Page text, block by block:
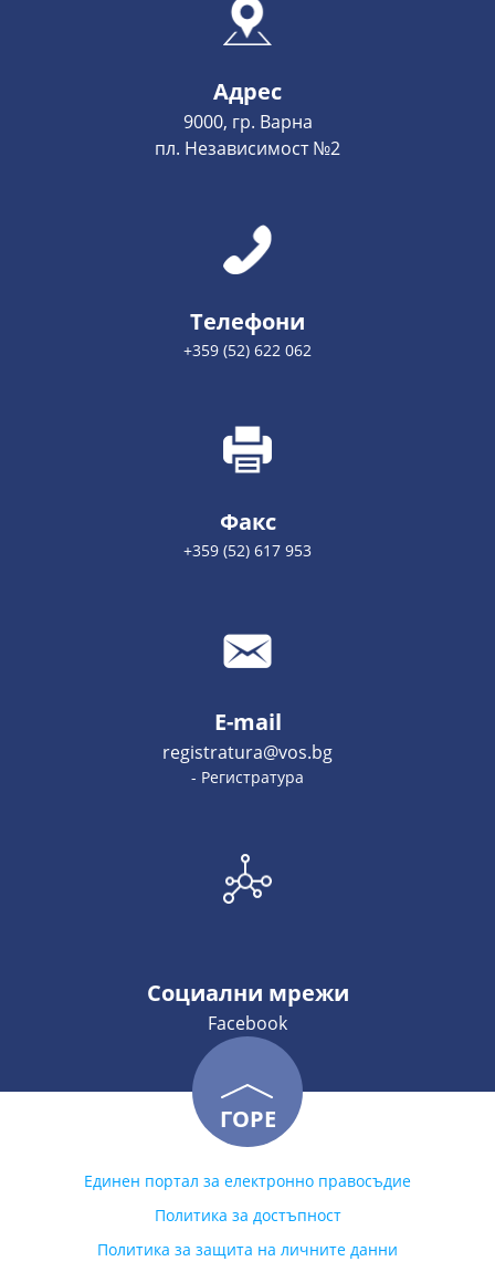
Адрес
9000, гр. Варна
пл. Независимост №2
Телефони
+359 (52) 622 062
Факс
+359 (52) 617 953
E-mail
registratura@vos.bg
- Регистратура
Социални мрежи
Facebook
ГОРЕ
Единен портал за електронно правосъдие
Политика за достъпност
Политика за защита на личните данни